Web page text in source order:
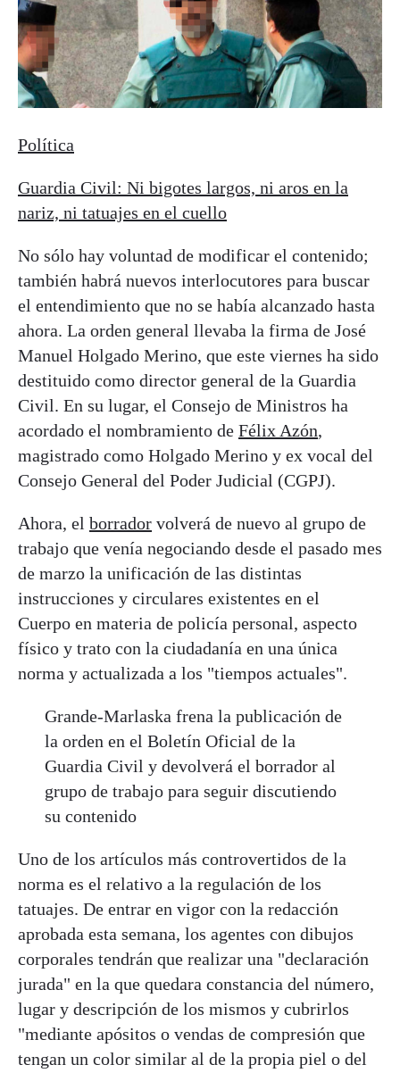
Política
Guardia Civil: Ni bigotes largos, ni aros en la
nariz, ni tatuajes en el cuello
No sólo hay voluntad de modificar el contenido;
también habrá nuevos interlocutores para buscar
el entendimiento que no se había alcanzado hasta
ahora. La orden general llevaba la firma de José
Manuel Holgado Merino, que este viernes ha sido
destituido como director general de la Guardia
Civil. En su lugar, el Consejo de Ministros ha
acordado el nombramiento de Félix Azón,
magistrado como Holgado Merino y ex vocal del
Consejo General del Poder Judicial (CGPJ).
Ahora, el borrador volverá de nuevo al grupo de
trabajo que venía negociando desde el pasado mes
de marzo la unificación de las distintas
instrucciones y circulares existentes en el
Cuerpo en materia de policía personal, aspecto
físico y trato con la ciudadanía en una única
norma y actualizada a los "tiempos actuales".
Grande-Marlaska frena la publicación de
la orden en el Boletín Oficial de la
Guardia Civil y devolverá el borrador al
grupo de trabajo para seguir discutiendo
su contenido
Uno de los artículos más controvertidos de la
norma es el relativo a la regulación de los
tatuajes. De entrar en vigor con la redacción
aprobada esta semana, los agentes con dibujos
corporales tendrán que realizar una "declaración
jurada" en la que quedara constancia del número,
lugar y descripción de los mismos y cubrirlos
"mediante apósitos o vendas de compresión que
tengan un color similar al de la propia piel o del